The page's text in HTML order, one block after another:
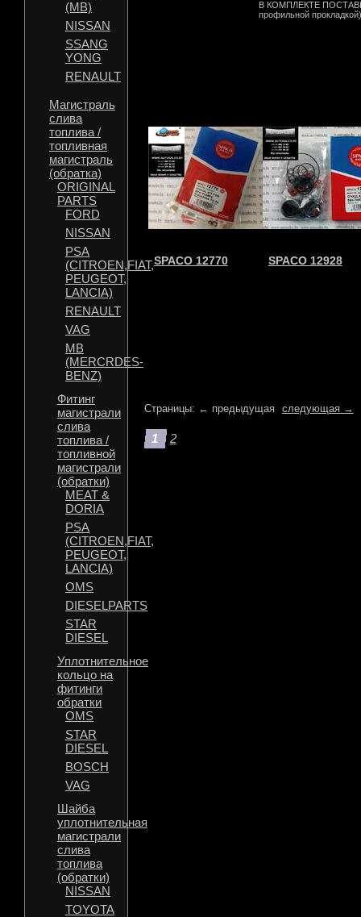
(MB)
NISSAN
SSANG
YONG
RENAULT
Магистраль
слива
топлива /
топливная
магистраль
(обратка)
ORIGINAL
PARTS
FORD
NISSAN
PSA
(CITROEN,FIAT,
PEUGEOT,
LANCIA)
RENAULT
VAG
MB
(MERCRDES-
BENZ)
Фитинг
магистрали
слива
топлива /
топливной
магистрали
(обратки)
MEAT &
DORIA
PSA
(CITROEN,FIAT,
PEUGEOT,
LANCIA)
OMS
DIESELPARTS
STAR
DIESEL
Уплотнительное
кольцо на
фитинги
обратки
OMS
STAR
DIESEL
BOSCH
VAG
Шайба
уплотнительная
магистрали
слива
топлива
(обратки)
NISSAN
TOYOTA
В КОМПЛЕКТЕ
профильной прокладкой)
SPACO 12770 SPACO 12928
Страницы: ← предыдущая следующая →
1 2